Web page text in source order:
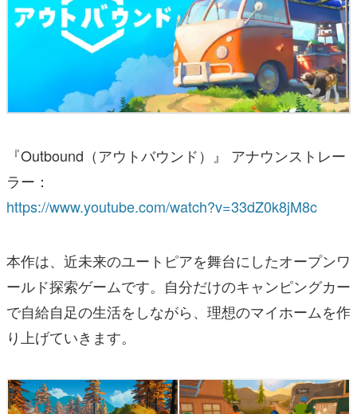
『Outbound（アウトバウンド）』 アナウンストレー
ラー：
https://www.youtube.com/watch?v=33dZ0k8jM8c
本作は、近未来のユートピアを舞台にしたオープンワ
ールド探索ゲームです。自分だけのキャンピングカー
で自給自足の生活をしながら、理想のマイホームを作
り上げていきます。